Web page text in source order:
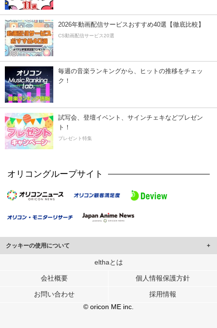
2026年動画配信サービスおすすめ40選【徹底比較】
CS動画配信サービス20選
毎週の音楽ランキングから、ヒットの推移をチェッ
ク！
試写会、登壇イベント、サインチェキなどプレゼン
ト！
プレゼント特集
オリコングループサイト
クッキーの使用について
このサイトでは Cookie を使用して、ユーザーに合わせたコンテンツや広告の
行っています。
メディアや広告配信、データ解析の各パートナーに提供しています。
各パートナーは、この情報とユーザーが各パートナーに提供した他の情報や、
ユーザーが各パートナーのサービスを使用したときに収集した他の情報を組み
elthaとは
会社概要 個人情報保護方針
お問い合わせ
採用情報
© oricon ME inc.